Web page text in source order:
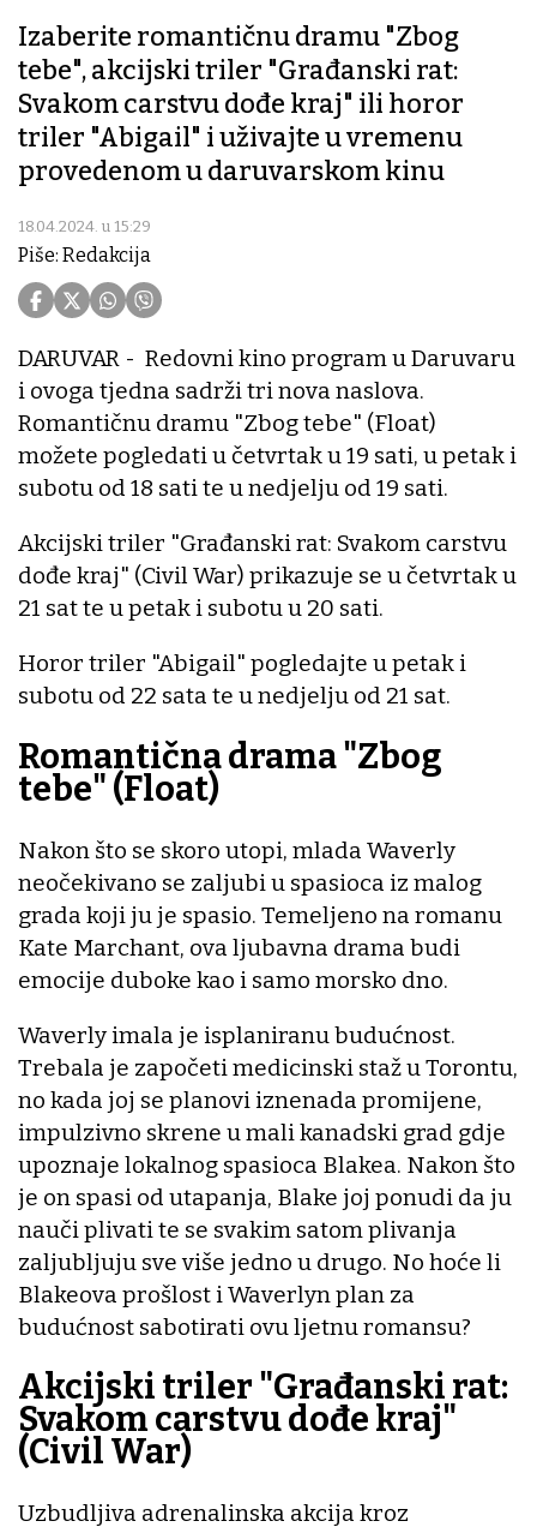
Izaberite romantičnu dramu "Zbog
tebe", akcijski triler "Građanski rat:
Svakom carstvu dođe kraj" ili horor
triler "Abigail" i uživajte u vremenu
provedenom u daruvarskom kinu
18.04.2024. u 15:29
Piše: Redakcija
DARUVAR - Redovni kino program u Daruvaru
i ovoga tjedna sadrži tri nova naslova.
Romantičnu dramu "Zbog tebe" (Float)
možete pogledati u četvrtak u 19 sati, u petak i
subotu od 18 sati te u nedjelju od 19 sati.
Akcijski triler "Građanski rat: Svakom carstvu
dođe kraj" (Civil War) prikazuje se u četvrtak u
21 sat te u petak i subotu u 20 sati.
Horor triler "Abigail" pogledajte u petak i
subotu od 22 sata te u nedjelju od 21 sat.
Romantična drama "Zbog
tebe" (Float)
Nakon što se skoro utopi, mlada Waverly
neočekivano se zaljubi u spasioca iz malog
grada koji ju je spasio. Temeljeno na romanu
Kate Marchant, ova ljubavna drama budi
emocije duboke kao i samo morsko dno.
Waverly imala je isplaniranu budućnost.
Trebala je započeti medicinski staž u Torontu,
no kada joj se planovi iznenada promijene,
impulzivno skrene u mali kanadski grad gdje
upoznaje lokalnog spasioca Blakea. Nakon što
je on spasi od utapanja, Blake joj ponudi da ju
nauči plivati te se svakim satom plivanja
zaljubljuju sve više jedno u drugo. No hoće li
Blakeova prošlost i Waverlyn plan za
budućnost sabotirati ovu ljetnu romansu?
Akcijski triler "Građanski rat:
Svakom carstvu dođe kraj"
(Civil War)
Uzbudljiva adrenalinska akcija kroz